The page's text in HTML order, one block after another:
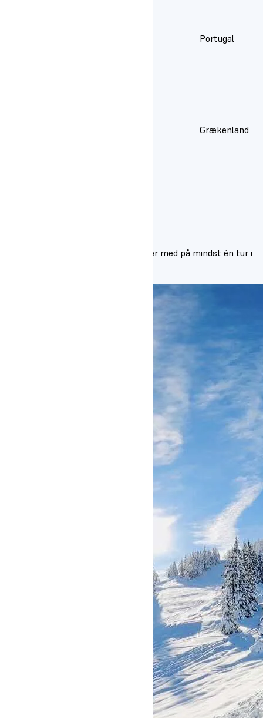
Portugal
Grækenland
Alle elever på Oure Efterskole kommer med på mindst én tur i